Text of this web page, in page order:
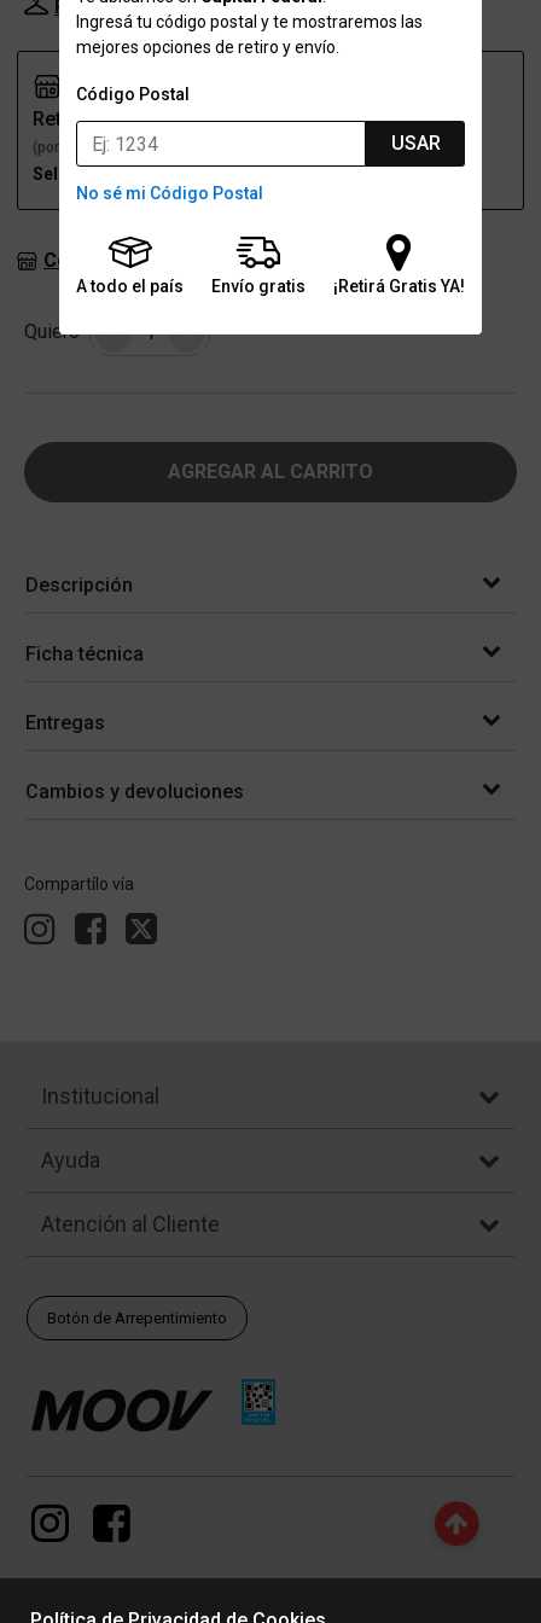
Ingresá tu código postal y te mostraremos las
mejores opciones de retiro y envío.
Código Postal
USAR
No sé mi Código Postal
A todo el país Envío gratis ¡Retirá Gratis YA!
Probador Virtual Tabla de talles
Retiro
(por una sucursal)
Seleccioná talle
Envío
Consultar stock en sucursales
Quiero - +
AGREGAR AL CARRITO
Descripción
Ficha técnica
Entregas
Cambios y devoluciones
Compartílo vía
Institucional
Ayuda
Atención al Cliente
Botón de Arrepentimiento